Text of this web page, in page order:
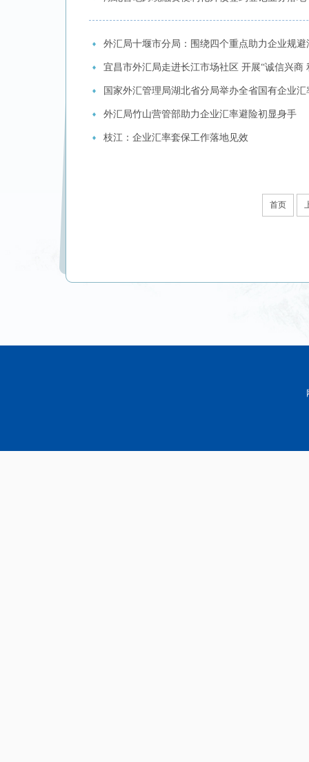
外汇局十堰市分局：围绕四个重点助力企业规避
宜昌市外汇局走进长江市场社区 开展“诚信兴商
国家外汇管理局湖北省分局举办全省国有企业
外汇局竹山营管部助力企业汇率避险初显身手
枝江：企业汇率套保工作落地见效
首页